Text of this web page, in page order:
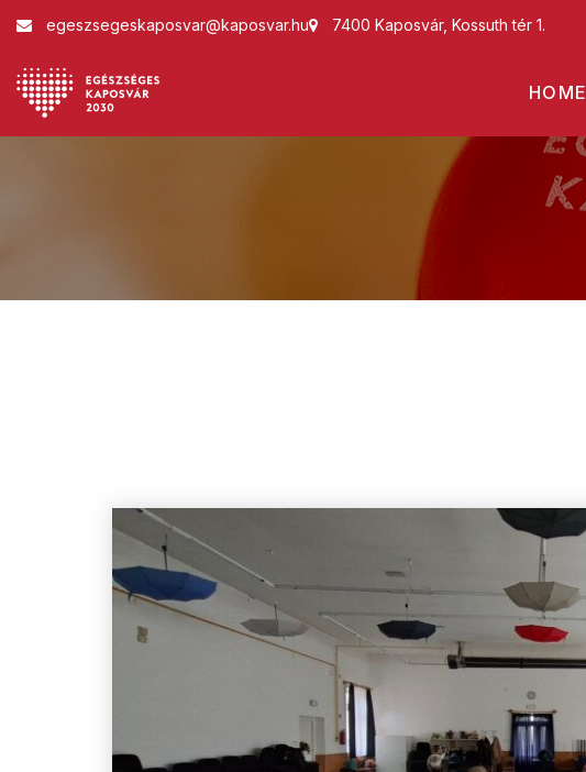
egeszsegeskaposvar@kaposvar.hu 7400 Kaposvár, Kossuth tér 1.
HOME